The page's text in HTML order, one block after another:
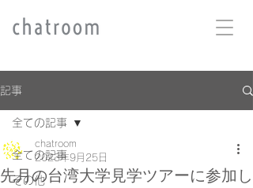
記事
全ての記事
その他
全ての記事
先月の台湾大学見学ツアーに参加し
chatroom
2023年9月25日